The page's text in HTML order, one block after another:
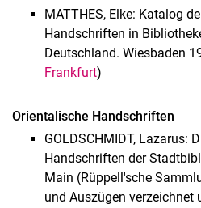
MATTHES, Elke: Katalog
Handschriften in
Deutschland. Wiesbaden
Frankfurt)
Orientalische Handschriften
GOLDSCHMIDT, Lazarus:
Handschriften der
Main (Rüppell'sche
und Auszügen verzeichnet